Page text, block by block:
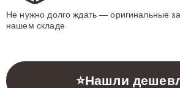
Не нужно долго ждать — оригинальные
нашем складе
⭐Нашли